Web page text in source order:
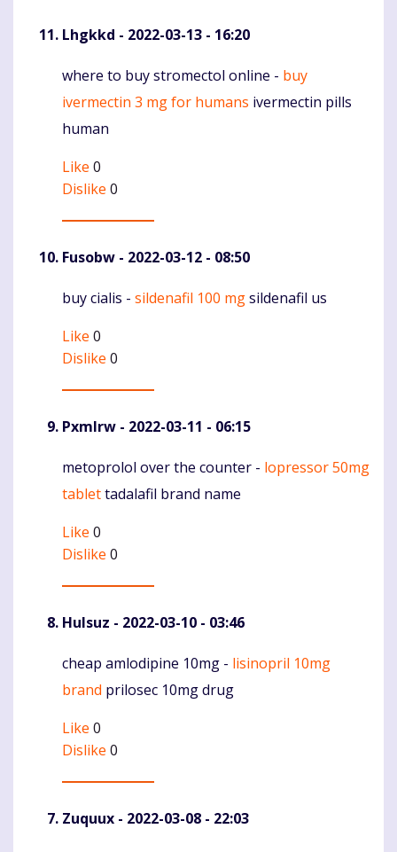
Lhgkkd - 2022-03-13 - 16:20
Komentaras
where to buy stromectol online - buy
ivermectin 3 mg for humans ivermectin pills
human
Like 0
Dislike 0
Fusobw - 2022-03-12 - 08:50
Komentaras
buy cialis - sildenafil 100 mgsildenafil us
Like 0
Dislike 0
Pxmlrw - 2022-03-11 - 06:15
Komentaras
metoprolol over the counter - lopressor 50mg
tablettadalafil brand name
Like 0
Dislike 0
Hulsuz - 2022-03-10 - 03:46
Komentaras
cheap amlodipine 10mg - lisinopril 10mg
brand prilosec 10mg drug
Like 0
Dislike 0
Zuquux - 2022-03-08 - 22:03